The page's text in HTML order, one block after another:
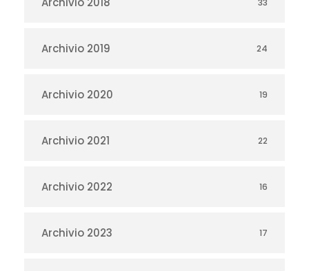
33
Archivio 2019 24
Archivio 2020 19
Archivio 2021 22
Archivio 2022 16
Archivio 2023 17